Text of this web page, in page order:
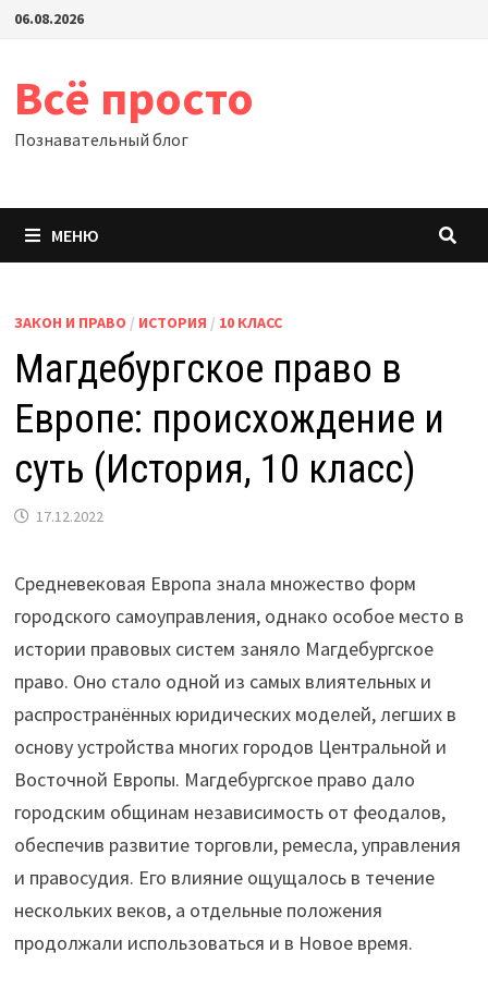
Перейти
06.08.2026
Всё просто
Познавательный блог
МЕНЮ
ЗАКОН И ПРАВО / ИСТОРИЯ / 10 КЛАСС
Магдебургское право в
Европе: происхождение и
суть (История, 10 класс)
17.12.2022
Средневековая Европа знала множество форм
городского самоуправления, однако особое место в
истории правовых систем заняло Магдебургское
право. Оно стало одной из самых влиятельных и
распространённых юридических моделей, легших в
основу устройства многих городов Центральной и
Восточной Европы. Магдебургское право дало
городским общинам независимость от феодалов,
обеспечив развитие торговли, ремесла, управления
и правосудия. Его влияние ощущалось в течение
нескольких веков, а отдельные положения
продолжали использоваться и в Новое время.